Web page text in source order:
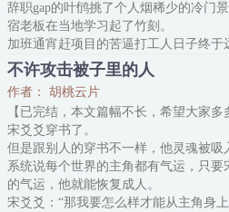
辞职gap的叶鸻挑了个人烟稀少的冷门
宿老板在当地学习起了竹刻。
加班通宵赶项目的苦逼打工人日子终
里优哉享受慢节奏时，却没想到某天，
盛·某站up主·十万个为什么·社交恐怖
叶鸻给自己找的世外桃源。
修好民宿故障电视后，这人第一时间就
问：“怎
不许攻击被子里的人
作者： 胡桃云片
【已完结，本文篇幅不长，希望大家多
宋爻爻穿书了。
但是跟别人的穿书不一样，他灵魂被吸
系统说每个世界的主角都有气运，只
的气运，他就能恢复成人。
宋爻爻：“那我要怎么样才能从主角身